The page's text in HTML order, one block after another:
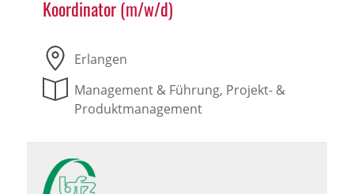
Koordinator (m/w/d)
Erlangen
Management & Führung, Projekt- &
Produktmanagement